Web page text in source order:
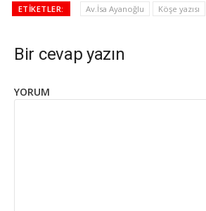
ETIKETLER: Av.İsa Ayanoğlu Köşe yazısı
Bir cevap yazın
YORUM